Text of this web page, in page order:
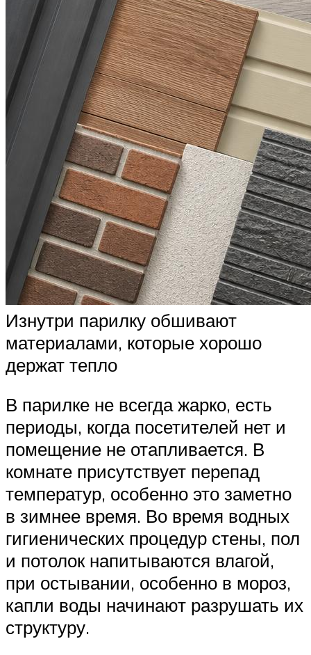
Изнутри парилку обшивают
материалами, которые хорошо
держат тепло
В парилке не всегда жарко, есть
периоды, когда посетителей нет и
помещение не отапливается. В
комнате присутствует перепад
температур, особенно это заметно
в зимнее время. Во время водных
гигиенических процедур стены, пол
и потолок напитываются влагой,
при остывании, особенно в мороз,
капли воды начинают разрушать их
структуру.